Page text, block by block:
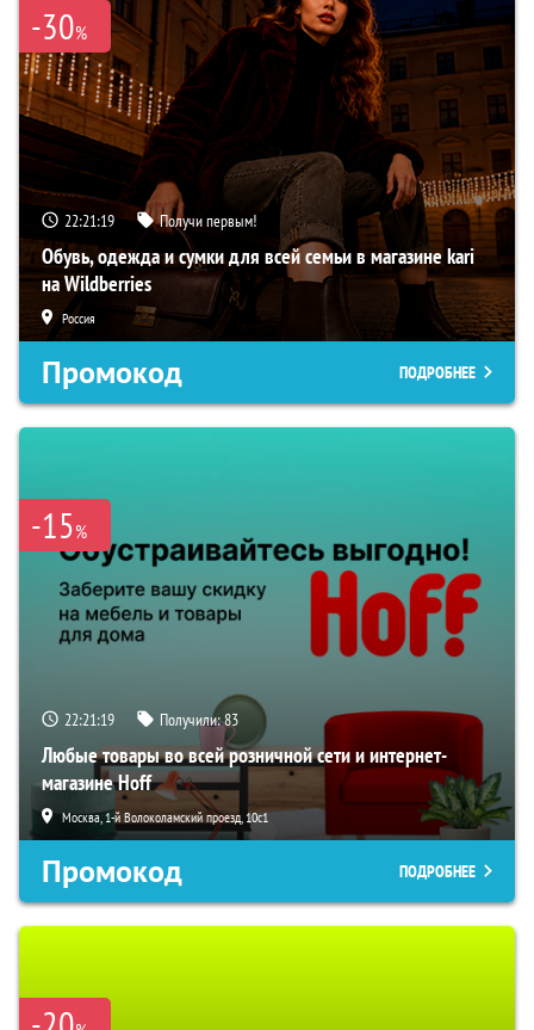
-30%
22:21:19 Получи первым!
Обувь, одежда и сумки для всей семьи в магазине kari
на Wildberries
Россия
Промокод ПОДРОБНЕЕ
-15%
22:21:19 Получили:83
Любые товары во всей розничной сети и интернет-
магазине Hoff
Москва, 1-й Волоколамский проезд, 10с1
Промокод ПОДРОБНЕЕ